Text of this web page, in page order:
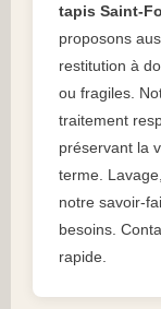
tapis Saint-
proposons
restitution à
ou fragiles.
traitement
préservant la
terme.
notre savoir-
besoins.
rapide.